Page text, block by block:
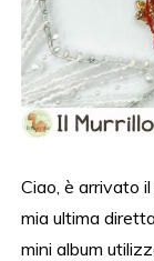
Ciao, è arrivato
mia ultima
mini album